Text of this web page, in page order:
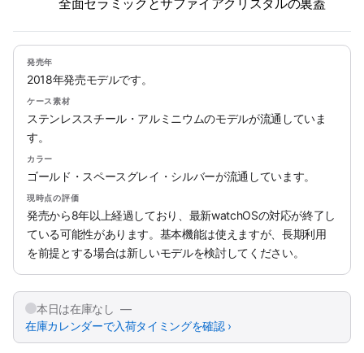
発売年
2018年発売モデルです。
ケース素材
ステンレススチール・アルミニウムのモデルが流通していま
す。
カラー
ゴールド・スペースグレイ・シルバーが流通しています。
現時点の評価
発売から8年以上経過しており、最新watchOSの対応が終了し
ている可能性があります。基本機能は使えますが、長期利用
を前提とする場合は新しいモデルを検討してください。
本日は在庫なし —
在庫カレンダーで入荷タイミングを確認 ›